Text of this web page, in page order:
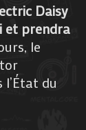
Daisy
et prendra
le
l’État du